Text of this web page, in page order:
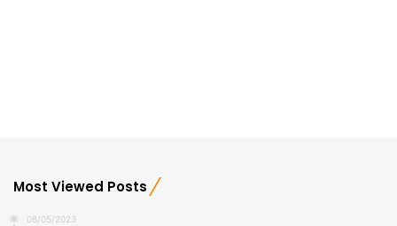
Most Viewed Posts
08/05/2023